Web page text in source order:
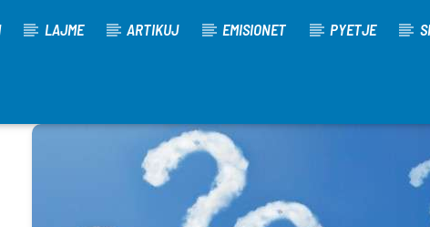
LAJME ARTIKUJ EMISIONET PYETJE